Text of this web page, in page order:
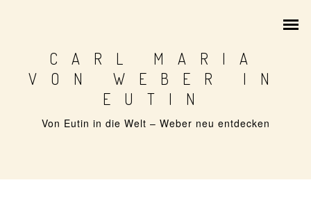
1786 – GEBURT IN EUTIN
CARL MARIA
VON WEBER IN
EUTIN
Von Eutin in die Welt – Weber neu entdecken